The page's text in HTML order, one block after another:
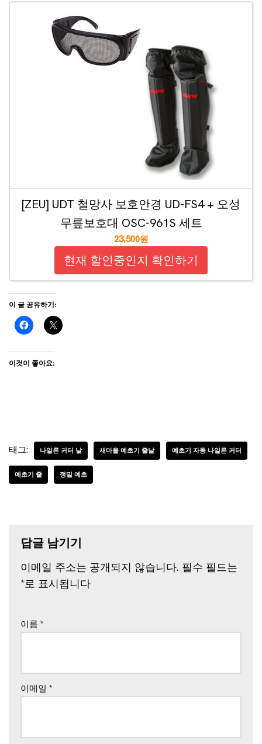
[ZEU] UDT 철망사 보호안경 UD-FS4 + 오성
무릎보호대 OSC-961S 세트
23,500원
현재 할인중인지 확인하기
이 글 공유하기:
이것이 좋아요:
태그: 나일론 커터 날 새마을 예초기 줄날 예초기 자동 나일론 커터
예초기 줄 정밀 예초
답글 남기기
이메일 주소는 공개되지 않습니다. 필수 필드는
*로 표시됩니다
이름 *
이메일 *